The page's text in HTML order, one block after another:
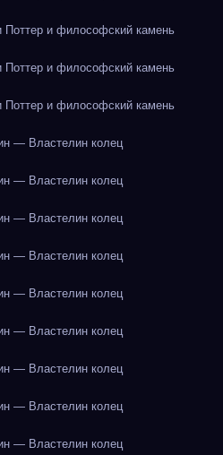
и философский камень
и философский камень
и философский камень
— Властелин колец
— Властелин колец
— Властелин колец
— Властелин колец
— Властелин колец
— Властелин колец
— Властелин колец
— Властелин колец
— Властелин колец